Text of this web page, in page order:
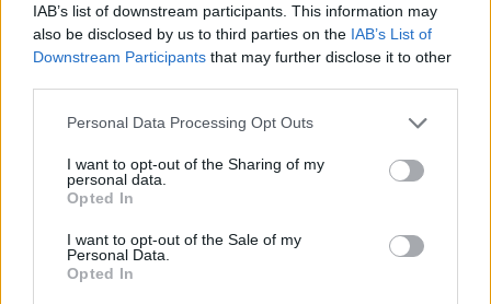
IAB’s list of downstream participants. This information may
also be disclosed by us to third parties on the IAB’s List of
Downstream Participants that may further disclose it to other
Personal Data Processing Opt Outs
I want to opt-out of the Sharing of my
personal data.
Opted In
I want to opt-out of the Sale of my
Personal Data.
Opted In